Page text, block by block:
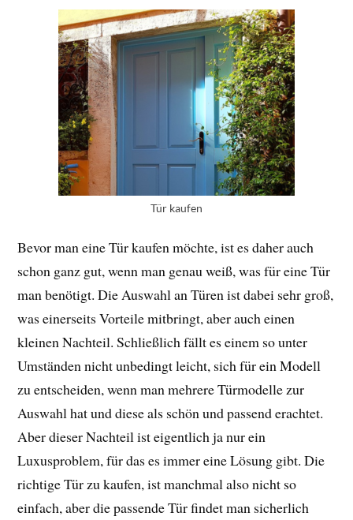
Tür kaufen
Bevor man eine Tür kaufen möchte, ist es daher auch
schon ganz gut, wenn man genau weiß, was für eine Tür
man benötigt. Die Auswahl an Türen ist dabei sehr groß,
was einerseits Vorteile mitbringt, aber auch einen
kleinen Nachteil. Schließlich fällt es einem so unter
Umständen nicht unbedingt leicht, sich für ein Modell
zu entscheiden, wenn man mehrere Türmodelle zur
Auswahl hat und diese als schön und passend erachtet.
Aber dieser Nachteil ist eigentlich ja nur ein
Luxusproblem, für das es immer eine Lösung gibt. Die
richtige Tür zu kaufen, ist manchmal also nicht so
einfach, aber die passende Tür findet man sicherlich